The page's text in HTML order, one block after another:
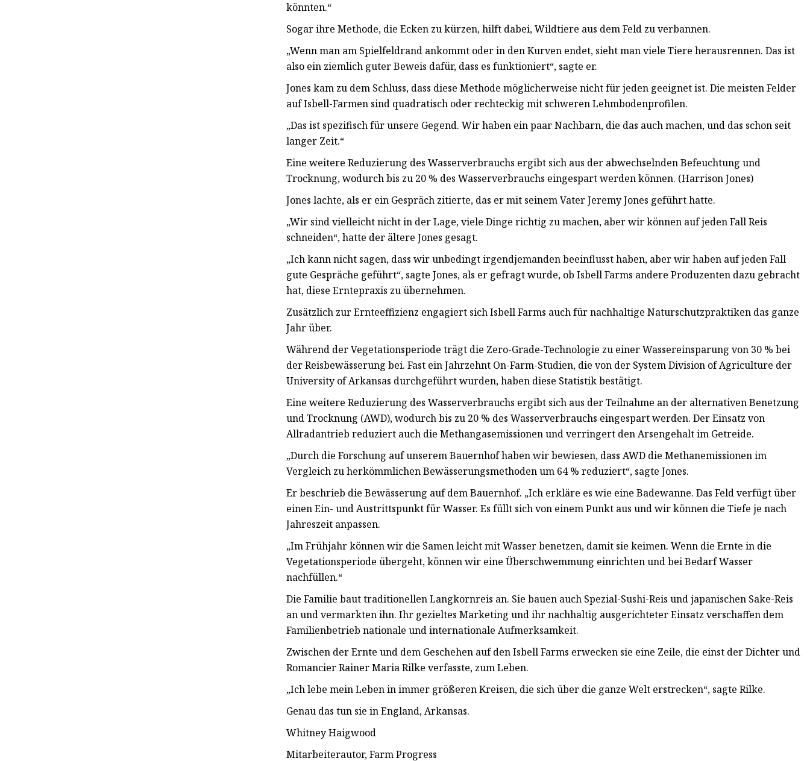
könnten.“
Sogar ihre Methode, die Ecken zu kürzen, hilft dabei, Wildtiere aus dem Feld zu verbannen.
„Wenn man am Spielfeldrand ankommt oder in den Kurven endet, sieht man viele Tiere herausrennen. Das ist
also ein ziemlich guter Beweis dafür, dass es funktioniert“, sagte er.
Jones kam zu dem Schluss, dass diese Methode möglicherweise nicht für jeden geeignet ist. Die meisten Felder
auf Isbell-Farmen sind quadratisch oder rechteckig mit schweren Lehmbodenprofilen.
„Das ist spezifisch für unsere Gegend. Wir haben ein paar Nachbarn, die das auch machen, und das schon seit
langer Zeit.“
Eine weitere Reduzierung des Wasserverbrauchs ergibt sich aus der abwechselnden Befeuchtung und
Trocknung, wodurch bis zu 20 % des Wasserverbrauchs eingespart werden können. (Harrison Jones)
Jones lachte, als er ein Gespräch zitierte, das er mit seinem Vater Jeremy Jones geführt hatte.
„Wir sind vielleicht nicht in der Lage, viele Dinge richtig zu machen, aber wir können auf jeden Fall Reis
schneiden“, hatte der ältere Jones gesagt.
„Ich kann nicht sagen, dass wir unbedingt irgendjemanden beeinflusst haben, aber wir haben auf jeden Fall
gute Gespräche geführt“, sagte Jones, als er gefragt wurde, ob Isbell Farms andere Produzenten dazu gebracht
hat, diese Erntepraxis zu übernehmen.
Zusätzlich zur Ernteeffizienz engagiert sich Isbell Farms auch für nachhaltige Naturschutzpraktiken das ganze
Jahr über.
Während der Vegetationsperiode trägt die Zero-Grade-Technologie zu einer Wassereinsparung von 30 % bei
der Reisbewässerung bei. Fast ein Jahrzehnt On-Farm-Studien, die von der System Division of Agriculture der
University of Arkansas durchgeführt wurden, haben diese Statistik bestätigt.
Eine weitere Reduzierung des Wasserverbrauchs ergibt sich aus der Teilnahme an der alternativen Benetzung
und Trocknung (AWD), wodurch bis zu 20 % des Wasserverbrauchs eingespart werden. Der Einsatz von
Allradantrieb reduziert auch die Methangasemissionen und verringert den Arsengehalt im Getreide.
„Durch die Forschung auf unserem Bauernhof haben wir bewiesen, dass AWD die Methanemissionen im
Vergleich zu herkömmlichen Bewässerungsmethoden um 64 % reduziert“, sagte Jones.
Er beschrieb die Bewässerung auf dem Bauernhof. „Ich erkläre es wie eine Badewanne. Das Feld verfügt über
einen Ein- und Austrittspunkt für Wasser. Es füllt sich von einem Punkt aus und wir können die Tiefe je nach
Jahreszeit anpassen.
„Im Frühjahr können wir die Samen leicht mit Wasser benetzen, damit sie keimen. Wenn die Ernte in die
Vegetationsperiode übergeht, können wir eine Überschwemmung einrichten und bei Bedarf Wasser
nachfüllen.“
Die Familie baut traditionellen Langkornreis an. Sie bauen auch Spezial-Sushi-Reis und japanischen Sake-Reis
an und vermarkten ihn. Ihr gezieltes Marketing und ihr nachhaltig ausgerichteter Einsatz verschaffen dem
Familienbetrieb nationale und internationale Aufmerksamkeit.
Zwischen der Ernte und dem Geschehen auf den Isbell Farms erwecken sie eine Zeile, die einst der Dichter und
Romancier Rainer Maria Rilke verfasste, zum Leben.
„Ich lebe mein Leben in immer größeren Kreisen, die sich über die ganze Welt erstrecken“, sagte Rilke.
Genau das tun sie in England, Arkansas.
Whitney Haigwood
Mitarbeiterautor, Farm Progress